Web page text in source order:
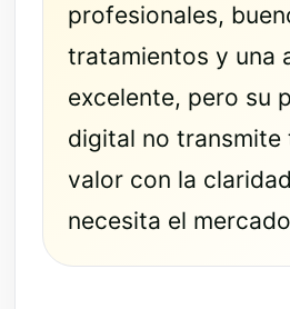
profesionales,
tratamientos y una
excelente, pero su
digital no transmite
valor con la
necesita el